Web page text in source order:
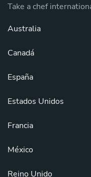
Take a chef
Australia
Canadá
España
Estados Unidos
Francia
México
Reino Unido